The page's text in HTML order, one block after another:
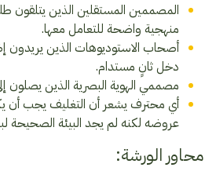
المصممين المستقلين الذين يتلقون
منهجية واضحة للتعامل معها.
أصحاب الاستوديوهات الذين
دخل ثانٍ مستدام.
مصممي الهوية البصرية الذين يصلون
أي محترف يشعر أن التغليف يجب أن
عروضه لكنه لم يجد البيئة الصحيحة
محاور الورشة: